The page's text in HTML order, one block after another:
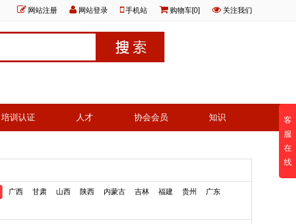
网站注册 网站登录 手机站 购物车[0] 关注我们
培训认证 人才 协会会员 知识
广西 甘肃 山西 陕西 内蒙古 吉林 福建 贵州
广东
客
服
在
线